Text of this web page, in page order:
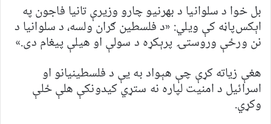
بل خوا د سلوانیا د بهرنیو چارو وزیرې تانیا فاجون په
اېکس‌پاڼه کې ویلي: «د فلسطین ګران ولسه، د سلوانیا د
نن ورځې وروستۍ پرېکړه د سولې او هیلې پیغام دی.»
هغې زیاته کړې چې هېواد به یې د فلسطینیانو او
اسرائیل د امنیت لپاره نه ستړي کیدونکې هلې ځلې
وکړي.